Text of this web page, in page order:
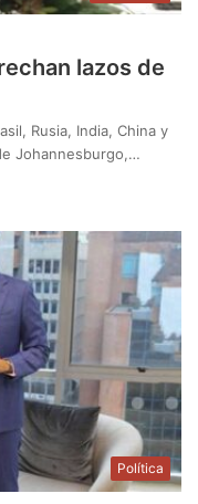
lazos de
Rusia, India, China y
Johannesburgo,…
Política